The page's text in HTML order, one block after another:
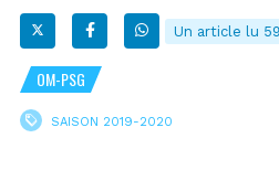
Un article lu
OM-PSG
SAISON 2019-2020